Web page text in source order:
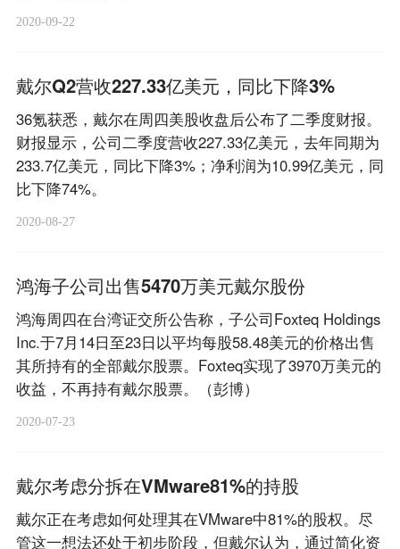
2020-09-22
戴尔Q2营收227.33亿美元，同比下降3%
36氪获悉，戴尔在周四美股收盘后公布了二季度财报。
财报显示，公司二季度营收227.33亿美元，去年同期为
233.7亿美元，同比下降3%；净利润为10.99亿美元，同
比下降74%。
2020-08-27
鸿海子公司出售5470万美元戴尔股份
鸿海周四在台湾证交所公告称，子公司Foxteq Holdings
Inc.于7月14日至23日以平均每股58.48美元的价格出售
其所持有的全部戴尔股票。Foxteq实现了3970万美元的
收益，不再持有戴尔股票。（彭博）
2020-07-23
戴尔考虑分拆在VMware81%的持股
戴尔正在考虑如何处理其在VMware中81%的股权。尽
管这一想法还处于初步阶段，但戴尔认为，通过简化资